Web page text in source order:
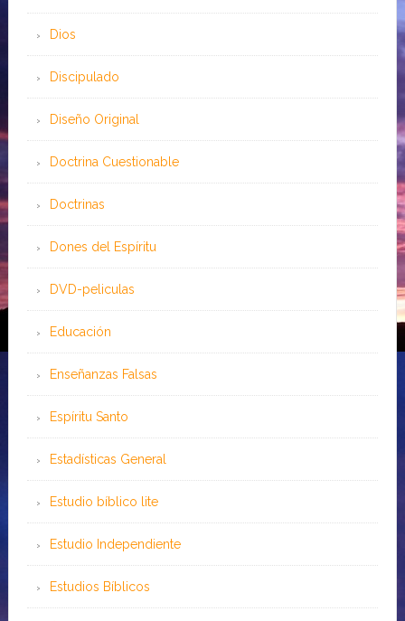
Dios
Discipulado
Diseño Original
Doctrina Cuestionable
Doctrinas
Dones del Espíritu
DVD-peliculas
Educación
Enseñanzas Falsas
Espíritu Santo
Estadísticas General
Estudio bíblico lite
Estudio Independiente
Estudios Bíblicos